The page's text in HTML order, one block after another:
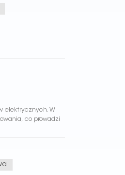
elektrycznych. W
co prowadzi